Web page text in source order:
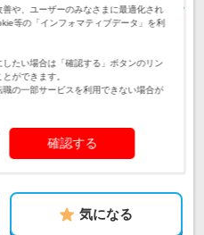
集！
最優先 》 ★フルリモート、出社も
インセンティブ ※経験・スキルを
。 ※固定残業代30h…
気になる
や、ユーザーのみなさまに最適化され
等の「インフォマティブデータ」を利
たい場合は「確認する」ボタンのリン
ができます。
の一部サービスを利用できない場合が
確認する